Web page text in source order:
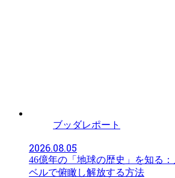
ブッダレポート
2026.08.05
46億年の「地球の歴史」を知る
ベルで俯瞰し解放する方法